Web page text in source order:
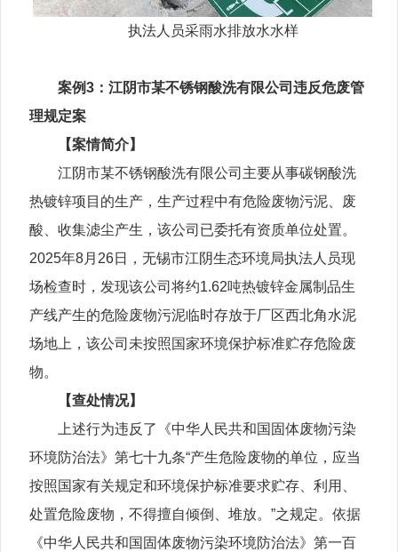
执法人员采雨水排放水水样
案例3：江阴市某不锈钢酸洗有限公司违反危废管
理规定案
【案情简介】
江阴市某不锈钢酸洗有限公司主要从事碳钢酸洗
热镀锌项目的生产，生产过程中有危险废物污泥、废
酸、收集滤尘产生，该公司已委托有资质单位处置。
2025年8月26日，无锡市江阴生态环境局执法人员现
场检查时，发现该公司将约1.62吨热镀锌金属制品生
产线产生的危险废物污泥临时存放于厂区西北角水泥
场地上，该公司未按照国家环境保护标准贮存危险废
物。
【查处情况】
上述行为违反了《中华人民共和国固体废物污染
环境防治法》第七十九条“产生危险废物的单位，应当
按照国家有关规定和环境保护标准要求贮存、利用、
处置危险废物，不得擅自倾倒、堆放。”之规定。依据
《中华人民共和国固体废物污染环境防治法》第一百